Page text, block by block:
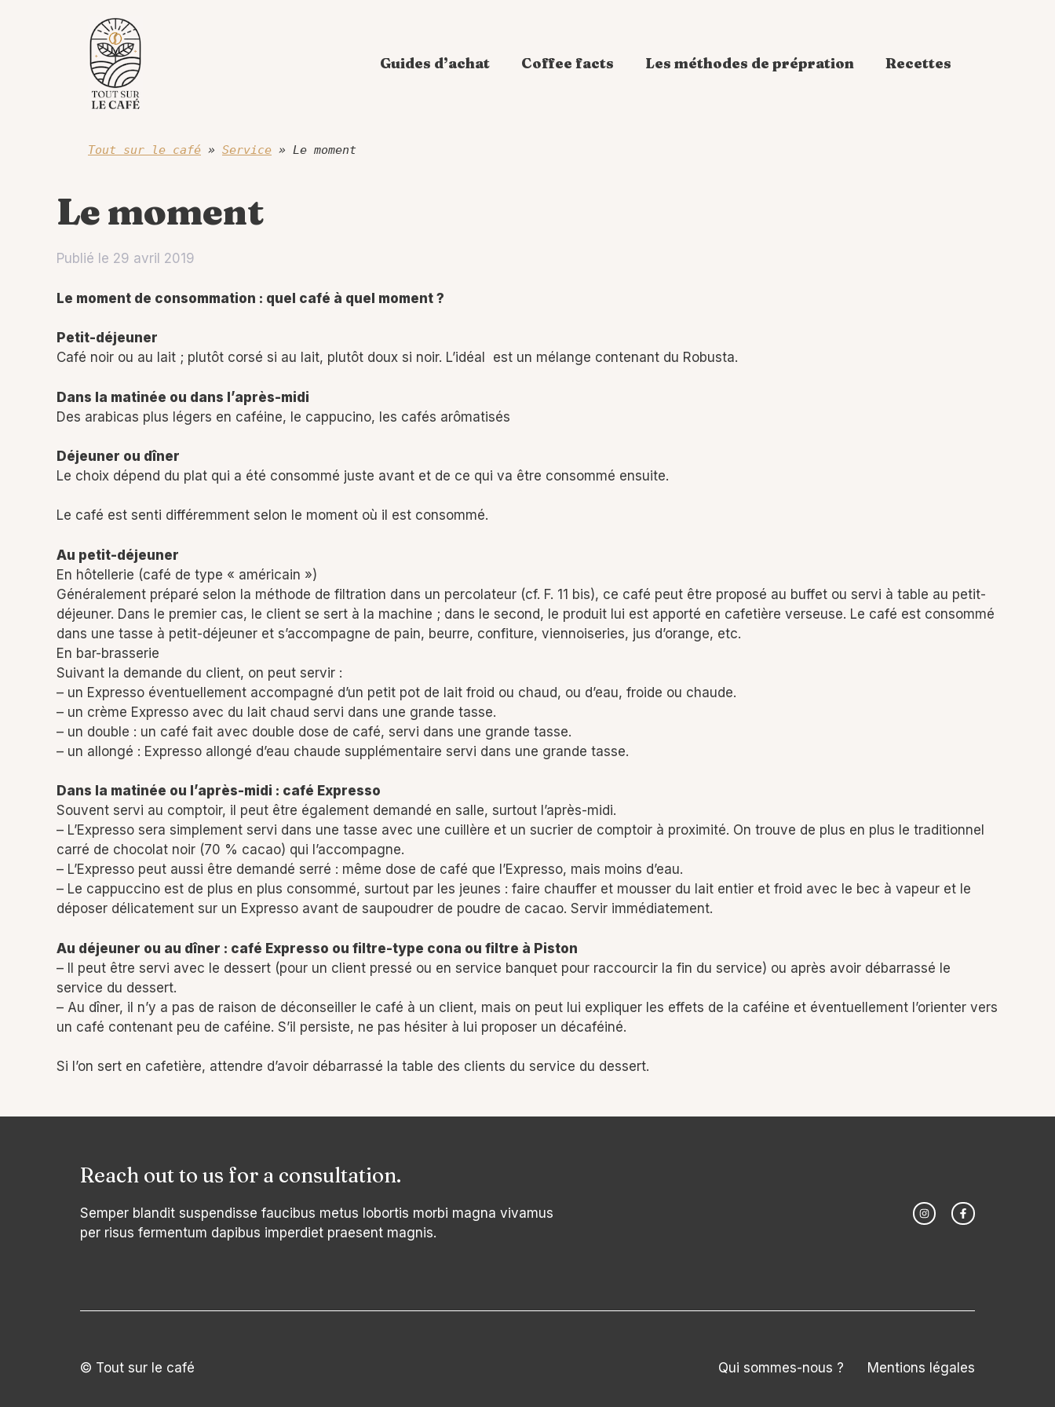
Guides d’achat Coffee facts Les méthodes de prépration Recettes
Tout sur le café » Service » Le moment
Le moment
Publié le 29 avril 2019
Le moment de consommation : quel café à quel moment ?
Petit-déjeuner
Café noir ou au lait ; plutôt corsé si au lait, plutôt doux si noir. L’idéal est un mélange contenant du Robusta.
Dans la matinée ou dans l’après-midi
Des arabicas plus légers en caféine, le cappucino, les cafés arômatisés
Déjeuner ou dîner
Le choix dépend du plat qui a été consommé juste avant et de ce qui va être consommé ensuite.
Le café est senti différemment selon le moment où il est consommé.
Au petit-déjeuner
En hôtellerie (café de type « américain »)
Généralement préparé selon la méthode de filtration dans un percolateur (cf. F. 11 bis), ce café peut être proposé au buffet ou servi à table au petit-
déjeuner. Dans le premier cas, le client se sert à la machine ; dans le second, le produit lui est apporté en cafetière verseuse. Le café est consommé
dans une tasse à petit-déjeuner et s’accompagne de pain, beurre, confiture, viennoiseries, jus d’orange, etc.
En bar-brasserie
Suivant la demande du client, on peut servir :
– un Expresso éventuellement accompagné d’un petit pot de lait froid ou chaud, ou d’eau, froide ou chaude.
– un crème Expresso avec du lait chaud servi dans une grande tasse.
– un double : un café fait avec double dose de café, servi dans une grande tasse.
– un allongé : Expresso allongé d’eau chaude supplémentaire servi dans une grande tasse.
Dans la matinée ou l’après-midi : café Expresso
Souvent servi au comptoir, il peut être également demandé en salle, surtout l’après-midi.
– L’Expresso sera simplement servi dans une tasse avec une cuillère et un sucrier de comptoir à proximité. On trouve de plus en plus le traditionnel
carré de chocolat noir (70 % cacao) qui l’accompagne.
– L’Expresso peut aussi être demandé serré : même dose de café que l’Expresso, mais moins d’eau.
– Le cappuccino est de plus en plus consommé, surtout par les jeunes : faire chauffer et mousser du lait entier et froid avec le bec à vapeur et le
déposer délicatement sur un Expresso avant de saupoudrer de poudre de cacao. Servir immédiatement.
Au déjeuner ou au dîner : café Expresso ou filtre-type cona ou filtre à Piston
– Il peut être servi avec le dessert (pour un client pressé ou en service banquet pour raccourcir la fin du service) ou après avoir débarrassé le
service du dessert.
– Au dîner, il n’y a pas de raison de déconseiller le café à un client, mais on peut lui expliquer les effets de la caféine et éventuellement l’orienter vers
un café contenant peu de caféine. S’il persiste, ne pas hésiter à lui proposer un décaféiné.
Si l’on sert en cafetière, attendre d’avoir débarrassé la table des clients du service du dessert.
Reach out to us for a consultation.
Semper blandit suspendisse faucibus metus lobortis morbi magna vivamus
per risus fermentum dapibus imperdiet praesent magnis.
© Tout sur le café Qui sommes-nous ? Mentions légales